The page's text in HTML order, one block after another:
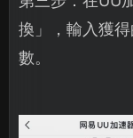
換」，輸入獲
數。